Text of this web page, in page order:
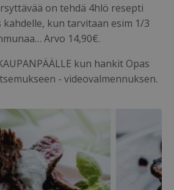
on tehdä 4hlö resepti
kahdelle, kun tarvitaan esim 1/3
Arvo 14,90€.
kun hankit Opas
- videovalmennuksen.